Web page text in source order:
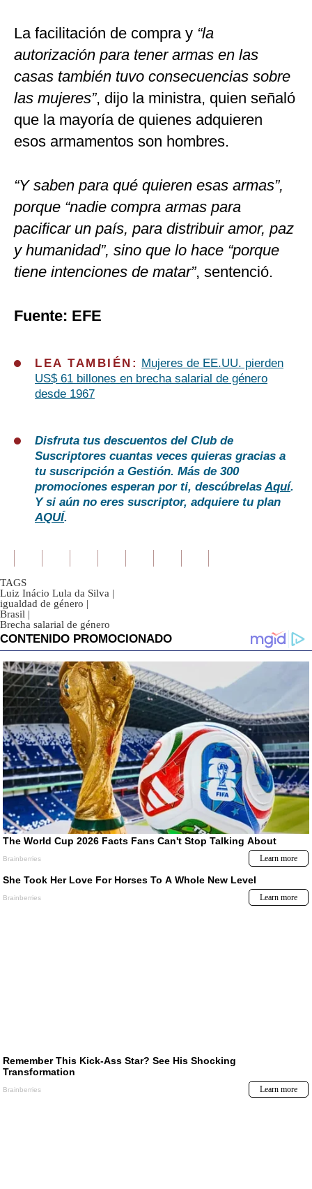
La facilitación de compra y “la
autorización para tener armas en las
casas también tuvo consecuencias sobre
las mujeres”, dijo la ministra, quien señaló
que la mayoría de quienes adquieren
esos armamentos son hombres.
“Y saben para qué quieren esas armas”,
porque “nadie compra armas para
pacificar un país, para distribuir amor, paz
y humanidad”, sino que lo hace “porque
tiene intenciones de matar”, sentenció.
Fuente: EFE
LEA TAMBIÉN: Mujeres de EE.UU. pierden
US$ 61 billones en brecha salarial de género
desde 1967
Disfruta tus descuentos del Club de
Suscriptores cuantas veces quieras gracias a
tu suscripción a Gestión. Más de 300
promociones esperan por ti, descúbrelasAquí.
Y si aún no eres suscriptor, adquiere tu plan
AQUÍ.
TAGS
Luiz Inácio Lula da Silva |
igualdad de género |
Brasil |
Brecha salarial de género